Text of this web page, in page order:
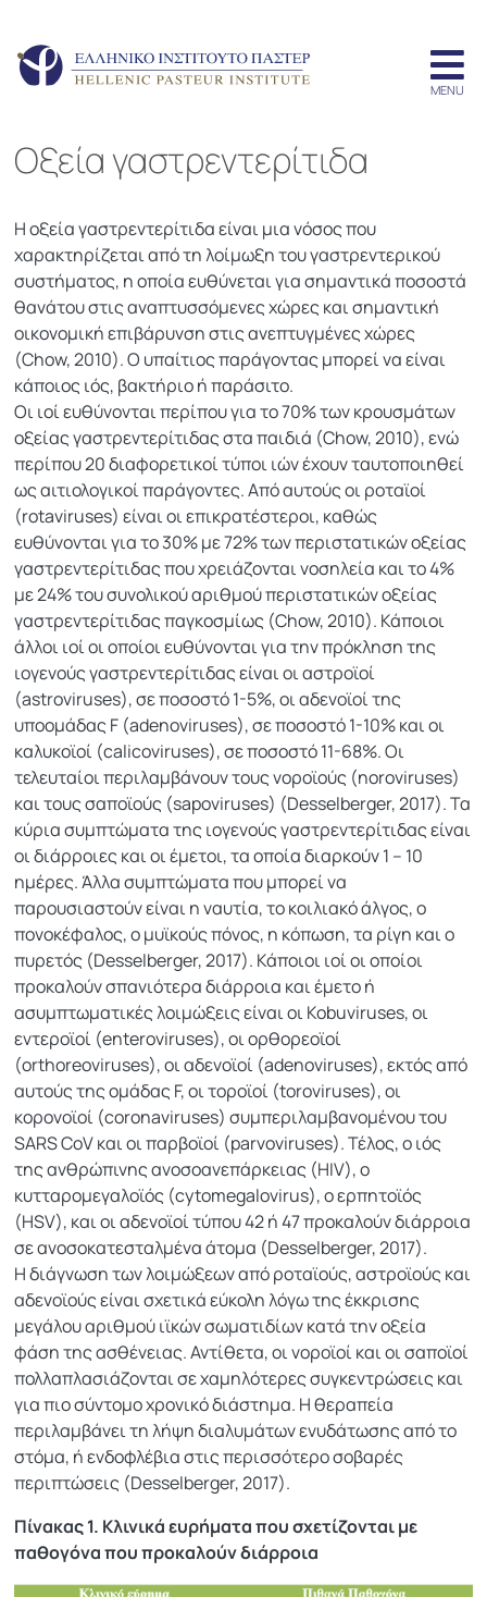
Οξεία γαστρεντερίτιδα
Η οξεία γαστρεντερίτιδα είναι μια νόσος που
χαρακτηρίζεται από τη λοίμωξη του γαστρεντερικού
συστήματος, η οποία ευθύνεται για σημαντικά ποσοστά
θανάτου στις αναπτυσσόμενες χώρες και σημαντική
οικονομική επιβάρυνση στις ανεπτυγμένες χώρες
(Chow, 2010). Ο υπαίτιος παράγοντας μπορεί να είναι
κάποιος ιός, βακτήριο ή παράσιτο.
Οι ιοί ευθύνονται περίπου για το 70% των κρουσμάτων
οξείας γαστρεντερίτιδας στα παιδιά (Chow, 2010), ενώ
περίπου 20 διαφορετικοί τύποι ιών έχουν ταυτοποιηθεί
ως αιτιολογικοί παράγοντες. Από αυτούς οι ροταϊοί
(rotaviruses) είναι οι επικρατέστεροι, καθώς
ευθύνονται για το 30% με 72% των περιστατικών οξείας
γαστρεντερίτιδας που χρειάζονται νοσηλεία και το 4%
με 24% του συνολικού αριθμού περιστατικών οξείας
γαστρεντερίτιδας παγκοσμίως (Chow, 2010). Κάποιοι
άλλοι ιοί οι οποίοι ευθύνονται για την πρόκληση της
ιογενούς γαστρεντερίτιδας είναι οι αστροϊοί
(astroviruses), σε ποσοστό 1-5%, οι αδενοϊοί της
υποομάδας F (adenoviruses), σε ποσοστό 1-10% και οι
καλυκοϊοί (calicoviruses), σε ποσοστό 11-68%. Οι
τελευταίοι περιλαμβάνουν τους νοροϊούς (noroviruses)
και τους σαποϊούς (sapoviruses) (Desselberger, 2017). Τα
κύρια συμπτώματα της ιογενούς γαστρεντερίτιδας είναι
οι διάρροιες και οι έμετοι, τα οποία διαρκούν 1 – 10
ημέρες. Άλλα συμπτώματα που μπορεί να
παρουσιαστούν είναι η ναυτία, το κοιλιακό άλγος, ο
πονοκέφαλος, ο μυϊκούς πόνος, η κόπωση, τα ρίγη και ο
πυρετός (Desselberger, 2017). Κάποιοι ιοί οι οποίοι
προκαλούν σπανιότερα διάρροια και έμετο ή
ασυμπτωματικές λοιμώξεις είναι οι Kobuviruses, οι
εντεροϊοί (enteroviruses), οι ορθορεοϊοί
(orthoreoviruses), οι αδενοϊοί (adenoviruses), εκτός από
αυτούς της ομάδας F, οι τοροϊοί (toroviruses), οι
κορονοϊοί (coronaviruses) συμπεριλαμβανομένου του
SARS CoV και οι παρβοϊοί (parvoviruses). Τέλος, ο ιός
της ανθρώπινης ανοσοανεπάρκειας (HIV), ο
κυτταρομεγαλοϊός (cytomegalovirus), ο ερπητοϊός
(HSV), και οι αδενοϊοί τύπου 42 ή 47 προκαλούν διάρροια
σε ανοσοκατεσταλμένα άτομα (Desselberger, 2017).
Η διάγνωση των λοιμώξεων από ροταϊούς, αστροϊούς και
αδενοϊούς είναι σχετικά εύκολη λόγω της έκκρισης
μεγάλου αριθμού ιϊκών σωματιδίων κατά την οξεία
φάση της ασθένειας. Αντίθετα, οι νοροϊοί και οι σαποϊοί
πολλαπλασιάζονται σε χαμηλότερες συγκεντρώσεις και
για πιο σύντομο χρονικό διάστημα. Η θεραπεία
περιλαμβάνει τη λήψη διαλυμάτων ενυδάτωσης από το
στόμα, ή ενδοφλέβια στις περισσότερο σοβαρές
περιπτώσεις (Desselberger, 2017).
Πίνακας 1. Κλινικά ευρήματα που σχετίζονται με
παθογόνα που προκαλούν διάρροια